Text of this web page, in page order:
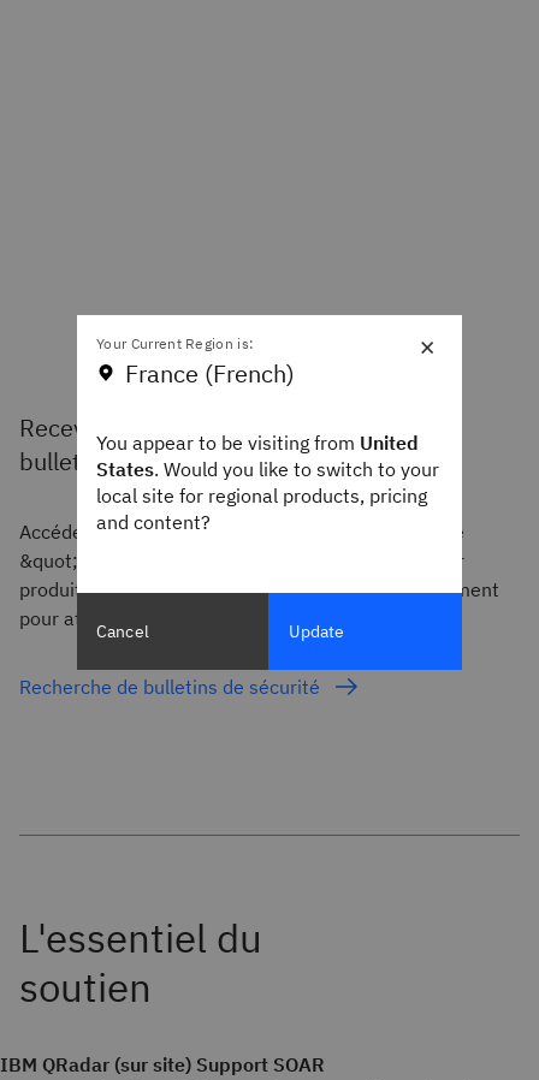
Recevoir des notifications sur les futurs
bulletins de sécurité
Accédez au Product Security Central. Recherche de
&quot;QRadar SOAR&quot;. Filtrer les résultats par
produit, gravité ou date de publication. Agir rapidement
pour atténuer et minimiser les risques.
Recherche de bulletins de sécurité
IBM QRadar (sur site) Support SOAR
×
Your Current Region is:
France (French)
You appear to be visiting from United
States. Would you like to switch to your
local site for regional products, pricing
and content?
Cancel Update